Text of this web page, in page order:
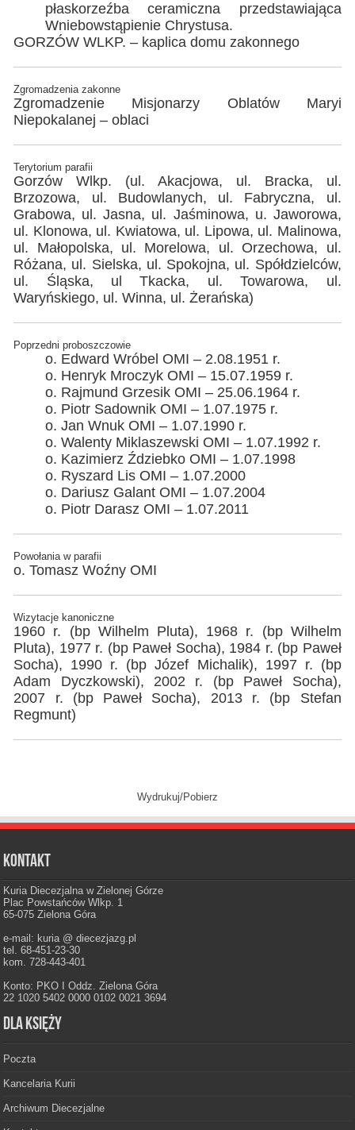
płaskorzeźba ceramiczna przedstawiająca
Wniebowstąpienie Chrystusa.
GORZÓW WLKP. – kaplica domu zakonnego
Zgromadzenia zakonne
Zgromadzenie Misjonarzy Oblatów Maryi
Niepokalanej – oblaci
Terytorium parafii
Gorzów Wlkp. (ul. Akacjowa, ul. Bracka, ul.
Brzozowa, ul. Budowlanych, ul. Fabryczna, ul.
Grabowa, ul. Jasna, ul. Jaśminowa, u. Jaworowa,
ul. Klonowa, ul. Kwiatowa, ul. Lipowa, ul. Malinowa,
ul. Małopolska, ul. Morelowa, ul. Orzechowa, ul.
Różana, ul. Sielska, ul. Spokojna, ul. Spółdzielców,
ul. Śląska, ul Tkacka, ul. Towarowa, ul.
Waryńskiego, ul. Winna, ul. Żerańska)
Poprzedni proboszczowie
o. Edward Wróbel OMI – 2.08.1951 r.
o. Henryk Mroczyk OMI – 15.07.1959 r.
o. Rajmund Grzesik OMI – 25.06.1964 r.
o. Piotr Sadownik OMI – 1.07.1975 r.
o. Jan Wnuk OMI – 1.07.1990 r.
o. Walenty Miklaszewski OMI – 1.07.1992 r.
o. Kazimierz Ździebko OMI – 1.07.1998
o. Ryszard Lis OMI – 1.07.2000
o. Dariusz Galant OMI – 1.07.2004
o. Piotr Darasz OMI – 1.07.2011
Powołania w parafii
o. Tomasz Woźny OMI
Wizytacje kanoniczne
1960 r. (bp Wilhelm Pluta), 1968 r. (bp Wilhelm
Pluta), 1977 r. (bp Paweł Socha), 1984 r. (bp Paweł
Socha), 1990 r. (bp Józef Michalik), 1997 r. (bp
Adam Dyczkowski), 2002 r. (bp Paweł Socha),
2007 r. (bp Paweł Socha), 2013 r. (bp Stefan
Regmunt)
Wydrukuj/Pobierz
Kontakt
Kuria Diecezjalna w Zielonej Górze
Plac Powstańców Wlkp. 1
65-075 Zielona Góra
e-mail: kuria @ diecezjazg.pl
tel. 68-451-23-30
kom. 728-443-401
Konto: PKO I Oddz. Zielona Góra
22 1020 5402 0000 0102 0021 3694
Dla księży
Poczta
Kancelaria Kurii
Archiwum Diecezjalne